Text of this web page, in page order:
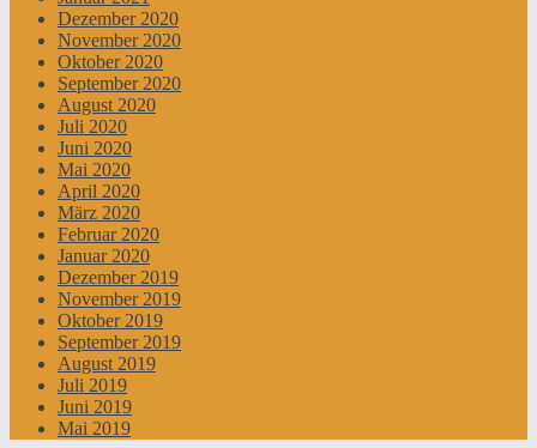
Dezember 2020
November 2020
Oktober 2020
September 2020
August 2020
Juli 2020
Juni 2020
Mai 2020
April 2020
März 2020
Februar 2020
Januar 2020
Dezember 2019
November 2019
Oktober 2019
September 2019
August 2019
Juli 2019
Juni 2019
Mai 2019